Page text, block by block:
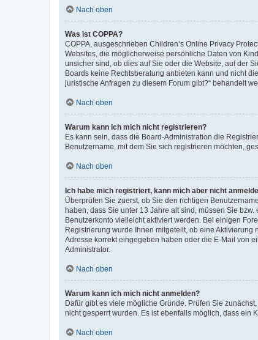
Nach oben
Was ist COPPA?
COPPA, ausgeschrieben Children’s Online Privacy
Websites, die möglicherweise persönliche Daten von
unsicher sind, ob dies auf Sie oder die Website, auf der
Boards keine Rechtsberatung anbieten kann und nicht
juristische Anfragen zu diesem Forum gibt?“ behandelt
Nach oben
Warum kann ich mich nicht registrieren?
Es kann sein, dass die Board-Administration die
Benutzername, mit dem Sie sich registrieren möchten,
Nach oben
Ich habe mich registriert, kann mich aber nicht
Überprüfen Sie zuerst, ob Sie den richtigen
haben, dass Sie unter 13 Jahre alt sind, müssen Sie
Benutzerkonto vielleicht aktiviert werden. Bei einigen
Registrierung wurde Ihnen mitgeteilt, ob eine
Adresse korrekt eingegeben haben oder die E-Mail von
Administrator.
Nach oben
Warum kann ich mich nicht anmelden?
Dafür gibt es viele mögliche Gründe. Prüfen Sie
nicht gesperrt wurden. Es ist ebenfalls möglich, dass ein
Nach oben